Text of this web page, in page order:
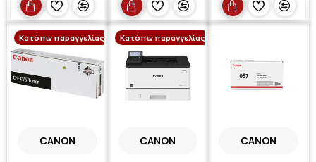
-55 %
Κατόπιν παραγγελίας
CANON
Κατόπιν παραγγελίας
CANON CANON